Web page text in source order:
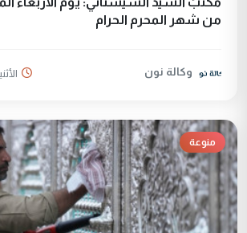
من شهر المحرم الحرام
وكالة نون الأثنين 15
منوعة